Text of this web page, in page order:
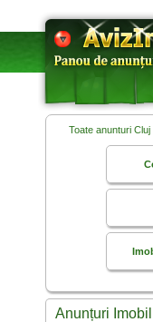
Toate anunturi Cluj
Anunțuri